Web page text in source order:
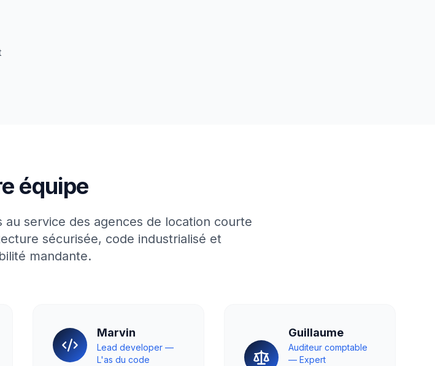
équipe
service des agences de location courte
sécurisée, code industrialisé et
mandante.
Marvin
Lead developer —
L'as du code
Guillaume
Auditeur comptable
— Expert